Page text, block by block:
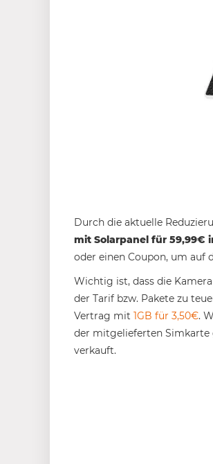
Durch die aktuelle
mit Solarpanel für 59,99€
oder einen Coupon, um auf
Wichtig ist, dass die
der Tarif bzw. Pakete zu
Vertrag mit 1GB für 3,50€.
der mitgelieferten Simkarte
verkauft.